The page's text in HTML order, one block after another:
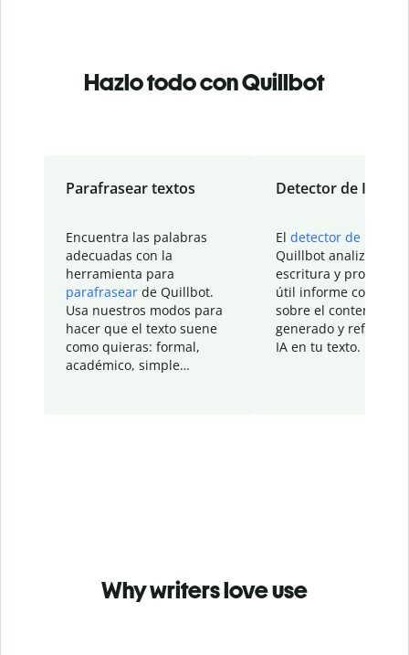
Hazlo todo con Quillbot
Parafrasear textos
Encuentra las palabras
adecuadas con la
herramienta para
parafrasear de Quillbot.
Usa nuestros modos para
hacer que el texto suene
como quieras: formal,
académico, simple…
Detector de IA
El detector de IA
Quillbot analiza tu
escritura y
útil informe con
sobre el contenido
generado y refinado
IA en tu texto.
Why writers love use